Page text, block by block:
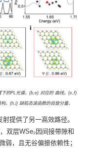
下的PL光谱。(b,e) 对应的 曲线。(c,f)
。(h,i) 缺陷态波函数的自旋分量。
提供了另一高效路径。
双层WSe₂因间接带隙和
弱，且无谷偏振依赖性；